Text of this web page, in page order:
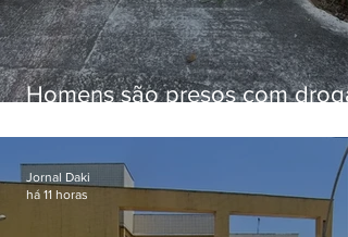
Homens são presos com
Jornal Daki
há 11 horas